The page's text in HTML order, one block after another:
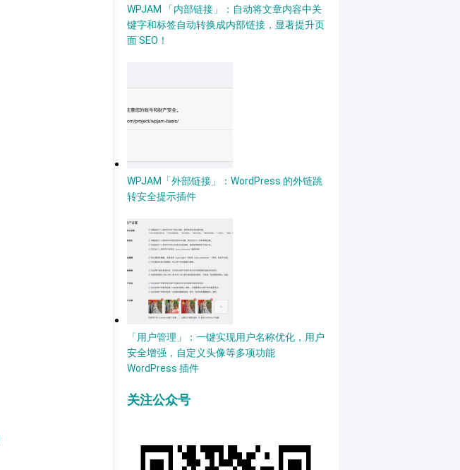
WPJAM 「内部链接」：自动将文章内容中关
键字和标签自动转换成内部链接，显著提升页
面 SEO！
WPJAM「外部链接」：WordPress 的外链跳
转安全提示插件
「用户管理」：一键实现用户名称优化，用户
安全增强，自定义头像等多项功能
WordPress 插件
关注公众号